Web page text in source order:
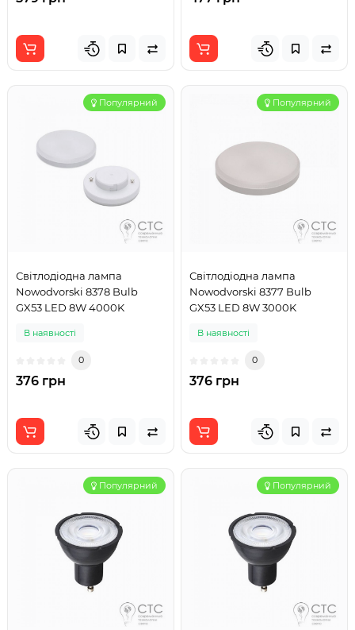
Популярний
Світлодіодна лампа
Nowodvorski 8378 Bulb
GX53 LED 8W 4000K
В наявності
0
376 грн
Популярний
Світлодіодна лампа
Nowodvorski 8377 Bulb
GX53 LED 8W 3000K
В наявності
0
376 грн
Популярний Популярний